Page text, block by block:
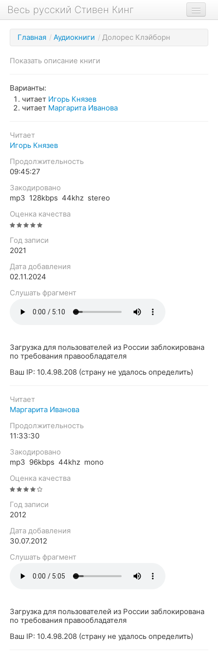
Весь русский Стивен Кинг
Книги
Фильмы
Аудиокниги
Новости Кинга
О проекте
Главная / Аудиокниги / Долорес Клэйборн
Показать описание книги
Варианты:
читает Игорь Князев
читает Маргарита Иванова
Читает
Игорь Князев
Продолжительность
09:45:27
Закодировано
mp3 128kbps 44khz stereo
Оценка качества
Год записи
2021
Дата добавления
02.11.2024
Слушать фрагмент
Загрузка для пользователей из России заблокирована
по требования правообладателя
Ваш IP: 10.4.98.208 (страну не удалось определить)
Читает
Маргарита Иванова
Продолжительность
11:33:30
Закодировано
mp3 96kbps 44khz mono
Оценка качества
Год записи
2012
Дата добавления
30.07.2012
Слушать фрагмент
Загрузка для пользователей из России заблокирована
по требования правообладателя
Ваш IP: 10.4.98.208 (страну не удалось определить)